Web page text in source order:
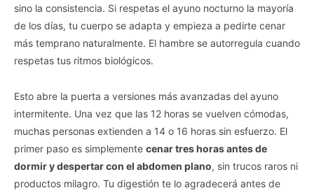
sino la consistencia. Si respetas el ayuno nocturno la mayoría
de los días, tu cuerpo se adapta y empieza a pedirte cenar
más temprano naturalmente. El hambre se autorregula cuando
respetas tus ritmos biológicos.
Esto abre la puerta a versiones más avanzadas del ayuno
intermitente. Una vez que las 12 horas se vuelven cómodas,
muchas personas extienden a 14 o 16 horas sin esfuerzo. El
primer paso es simplemente cenar tres horas antes de
dormir y despertar con el abdomen plano, sin trucos raros ni
productos milagro. Tu digestión te lo agradecerá antes de